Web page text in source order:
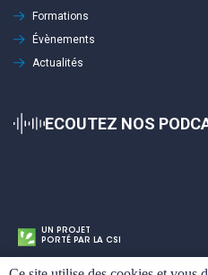
Formations
Évènements
Actualités
ECOUTEZ NOS
UN PROJET
PORTÉ PAR LA CSI